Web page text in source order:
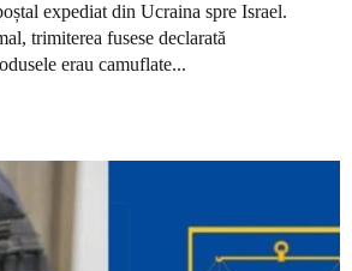
expediat din Ucraina spre Israel.
trimiterea fusese declarată
erau camuflate...